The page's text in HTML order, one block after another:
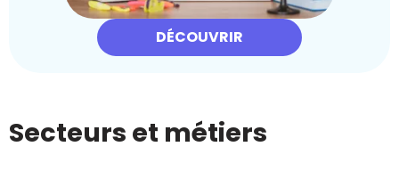
DÉCOUVRIR
Secteurs et métiers